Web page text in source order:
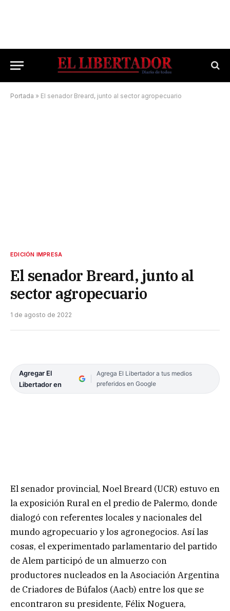
Portada » El senador Breard, junto al sector agropecuario
EDICIÓN IMPRESA
El senador Breard, junto al
sector agropecuario
1 de agosto de 2022
Agregar El
Libertador en
Agrega El Libertador a tus medios
preferidos en Google
El senador provincial, Noel Breard (UCR) estuvo en
la exposición Rural en el predio de Palermo, donde
dialogó con referentes locales y nacionales del
mundo agropecuario y los agronegocios. Así las
cosas, el experimentado parlamentario del partido
de Alem participó de un almuerzo con
productores nucleados en la Asociación Argentina
de Criadores de Búfalos (Aacb) entre los que se
encontraron su presidente, Félix Noguera,